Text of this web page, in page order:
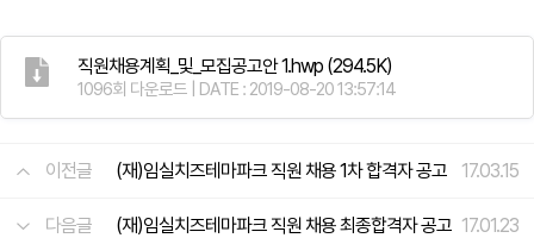
직원채용계획_및_모집공고안 1.hwp (294.5K)
1096회 다운로드 | DATE : 2019-08-20 13:57:14
이전글 (재)임실치즈테마파크 직원 채용 1차 합격자 공고 17.03.15
다음글 (재)임실치즈테마파크 직원 채용 최종합격자 공고 17.01.23